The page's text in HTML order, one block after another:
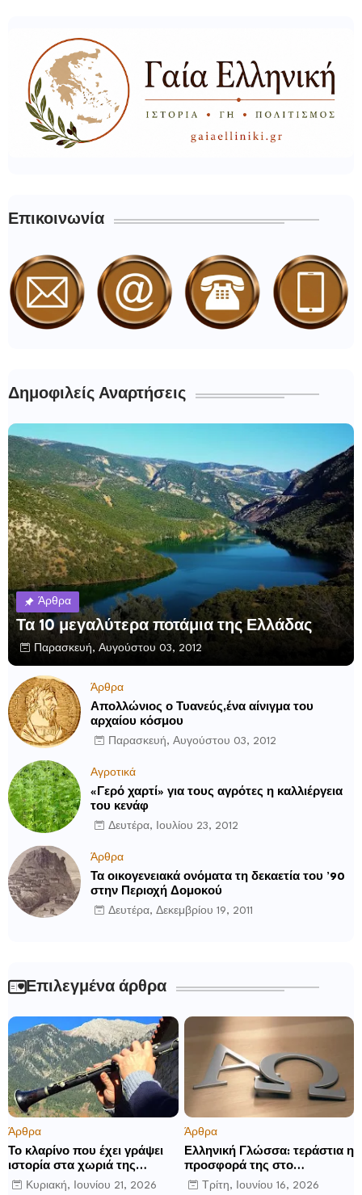
Επικοινωνία
Δημοφιλείς Αναρτήσεις
Άρθρα
Τα 10 μεγαλύτερα ποτάμια της Ελλάδας
Παρασκευή, Αυγούστου 03, 2012
Άρθρα
Απολλώνιος ο Τυανεύς,ένα αίνιγμα του
αρχαίου κόσμου
Παρασκευή, Αυγούστου 03, 2012
Αγροτικά
«Γερό χαρτί» για τους αγρότες η καλλιέργεια
του κενάφ
Δευτέρα, Ιουλίου 23, 2012
Άρθρα
Τα οικογενειακά ονόματα τη δεκαετία του ’90
στην Περιοχή Δομοκού
Δευτέρα, Δεκεμβρίου 19, 2011
Επιλεγμένα άρθρα
Άρθρα
Το κλαρίνο που έχει γράψει
ιστορία στα χωριά της
Ρούμελης
Κυριακή, Ιουνίου 21, 2026
Άρθρα
Ελληνική Γλώσσα: τεράστια η
προσφορά της στο
παγκόσμιο γίγνεσθαι.
Τρίτη, Ιουνίου 16, 2026